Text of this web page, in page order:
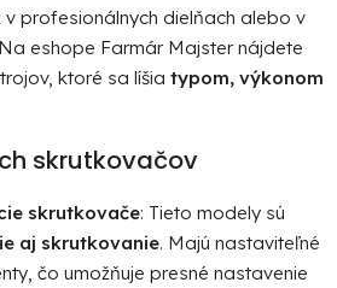
r
v
k
ý
i
s
u
profesionálnych dielňach alebo v
eshope Farmár Majster nájdete
ktoré sa líšia typom, výkonom
skrutkovačov
skrutkovače: Tieto modely sú
aj skrutkovanie. Majú nastaviteľné
čo umožňuje presné nastavenie